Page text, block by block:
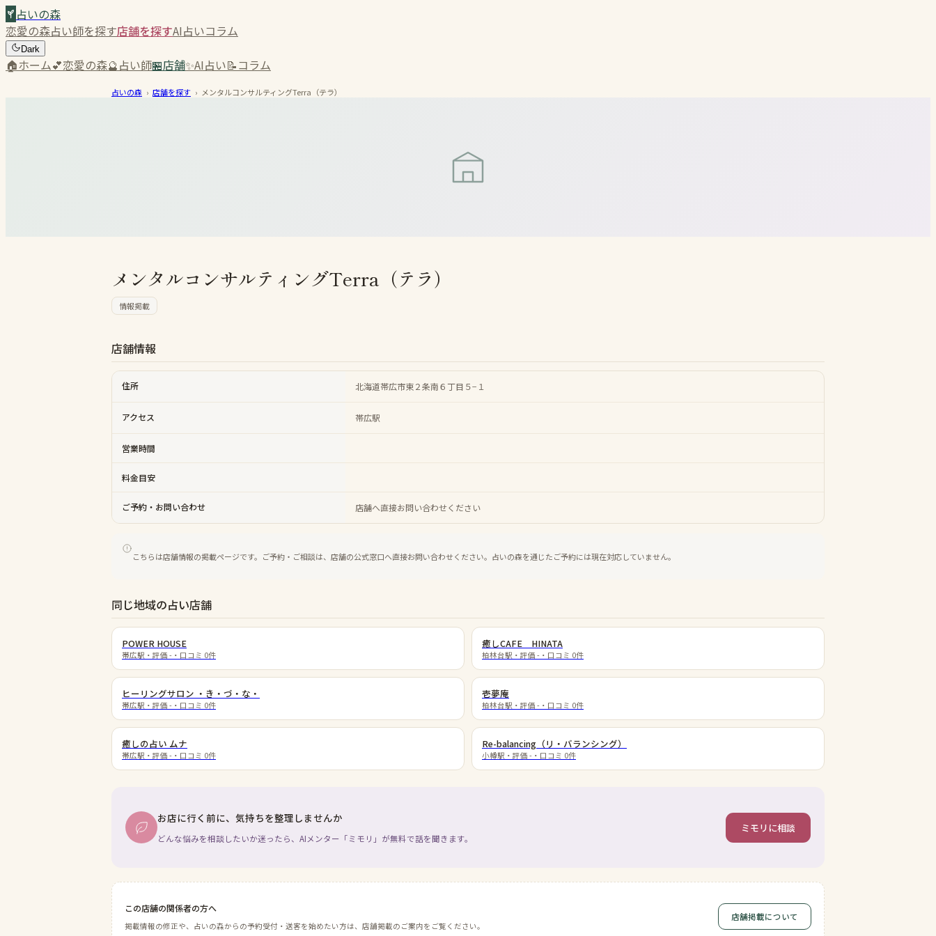
占いの森
恋愛の森占い師を探す店舗を探すAI占いコラム
Dark
🏠ホーム💕恋愛の森🔮占い師🏪店舗✨AI占い📝コラム
占いの森 › 店舗を探す › メンタルコンサルティングTerra（テラ）
メンタルコンサルティングTerra（テラ）
情報掲載
店舗情報
住所 北海道帯広市東２条南６丁目５−１
アクセス 帯広駅
営業時間
料金目安
ご予約・お問い合わせ 店舗へ直接お問い合わせください
こちらは店舗情報の掲載ページです。ご予約・ご相談は、店舗の公式窓口へ直接お問い合わせください。占いの森を通じたご予約には現在対応していません。
同じ地域の占い店舗
POWER HOUSE
帯広駅 ・評価 - ・口コミ 0件
癒しCAFE HINATA
柏林台駅 ・評価 - ・口コミ 0件
ヒーリングサロン ・き・づ・な・
帯広駅 ・評価 - ・口コミ 0件
壱夢庵
柏林台駅 ・評価 - ・口コミ 0件
癒しの占い ムナ
帯広駅 ・評価 - ・口コミ 0件
Re-balancing（リ・バランシング）
小樽駅 ・評価 - ・口コミ 0件
お店に行く前に、気持ちを整理しませんか
どんな悩みを相談したいか迷ったら、AIメンター「ミモリ」が無料で話を聞きます。
ミモリに相談
この店舗の関係者の方へ
掲載情報の修正や、占いの森からの予約受付・送客を始めたい方は、店舗掲載のご案内をご覧ください。
店舗掲載について